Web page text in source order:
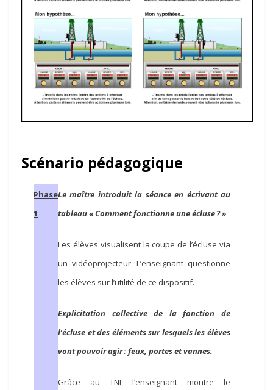
Scénario pédagogique
Phase
1
Le maître introduit la séance en écrivant au
tableau « Comment fonctionne une écluse ? »
Les élèves visualisent la coupe de l’écluse via
un vidéoprojecteur. L’enseignant questionne
les élèves sur l’utilité de ce dispositif.
Explicitation collective de la fonction de
l’écluse et des éléments sur lesquels les élèves
vont pouvoir agir : feux, portes et vannes.
Grâce au TNI, l’enseignant montre le